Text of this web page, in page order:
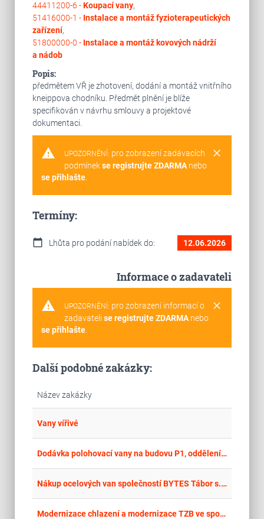
44411200-6 -Koupací vany,
51416000-1 - Instalace a montáž fyzioterapeutických
zařízení,
51800000-0 - Instalace a montáž kovových nádrží
a nádob
Popis:
předmětem VŘ je zhotovení, dodání a montáž vnitřního
kneippova chodníku. Předmět plnění je blíže
specifikován v návrhu smlouvy a projektové
dokumentaci.
warning clear
UPOZORNĚNÍ: pro zobrazení zadávacích
podmínekse registrujte ZDARMAnebo
se přihlašte.
Termíny:
calendar_today Lhůta pro podání nabídek do: 12.06.2026
Informace o zadavateli
warning clear
UPOZORNĚNÍ: pro zobrazení informací o
zadavateli se registrujte ZDARMAnebo
se přihlašte.
Další podobné zakázky:
Název zakázky
Vany vířivé
Dodávka polohovací vany na budovu P1, oddělení A, oddělení B
Nákup ocelových van společností BYTES Tábor s.r.o.
Modernizace chlazení a modernizace TZB ve společnosti Hlinsko energy s.r.o. – I. část